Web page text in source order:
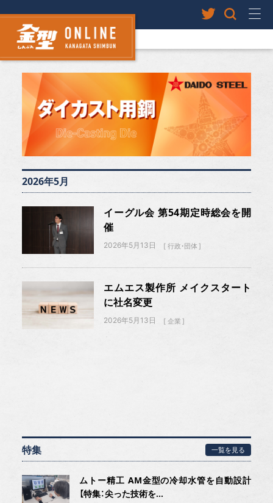
2026年5月
イーグル会 第54期定時総会を開
催
2026年5月13日 行政・団体
エムエス製作所 メイクスタート
に社名変更
2026年5月13日 企業
特集 一覧を見る
ムトー精工 AM金型の冷却水管を自動設計
【特集：尖った技術を...